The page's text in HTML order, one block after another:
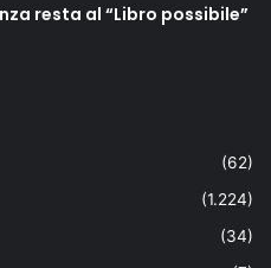
resta al “Libro possibile”
(62)
(1.224)
(34)